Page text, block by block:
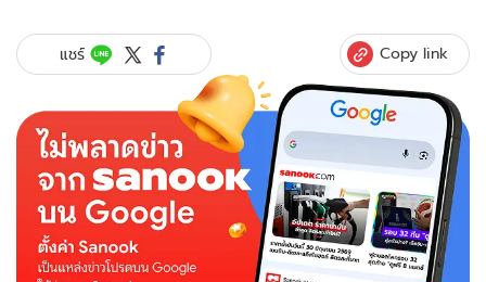
แชร์ Copy link